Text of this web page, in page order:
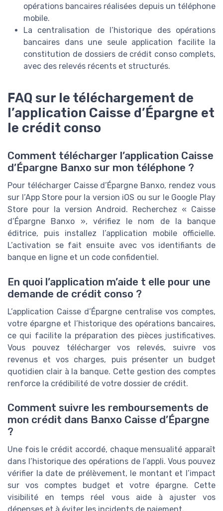
opérations bancaires réalisées depuis un téléphone
mobile.
La centralisation de l’historique des opérations
bancaires dans une seule application facilite la
constitution de dossiers de crédit conso complets,
avec des relevés récents et structurés.
FAQ sur le téléchargement de
l’application Caisse d’Épargne et
le crédit conso
Comment télécharger l’application Caisse
d’Épargne Banxo sur mon téléphone ?
Pour télécharger Caisse d’Épargne Banxo, rendez vous
sur l’App Store pour la version iOS ou sur le Google Play
Store pour la version Android. Recherchez « Caisse
d’Épargne Banxo », vérifiez le nom de la banque
éditrice, puis installez l’application mobile officielle.
L’activation se fait ensuite avec vos identifiants de
banque en ligne et un code confidentiel.
En quoi l’application m’aide t elle pour une
demande de crédit conso ?
L’application Caisse d’Épargne centralise vos comptes,
votre épargne et l’historique des opérations bancaires,
ce qui facilite la préparation des pièces justificatives.
Vous pouvez télécharger vos relevés, suivre vos
revenus et vos charges, puis présenter un budget
quotidien clair à la banque. Cette gestion des comptes
renforce la crédibilité de votre dossier de crédit.
Comment suivre les remboursements de
mon crédit dans Banxo Caisse d’Épargne
?
Une fois le crédit accordé, chaque mensualité apparaît
dans l’historique des opérations de l’appli. Vous pouvez
vérifier la date de prélèvement, le montant et l’impact
sur vos comptes budget et votre épargne. Cette
visibilité en temps réel vous aide à ajuster vos